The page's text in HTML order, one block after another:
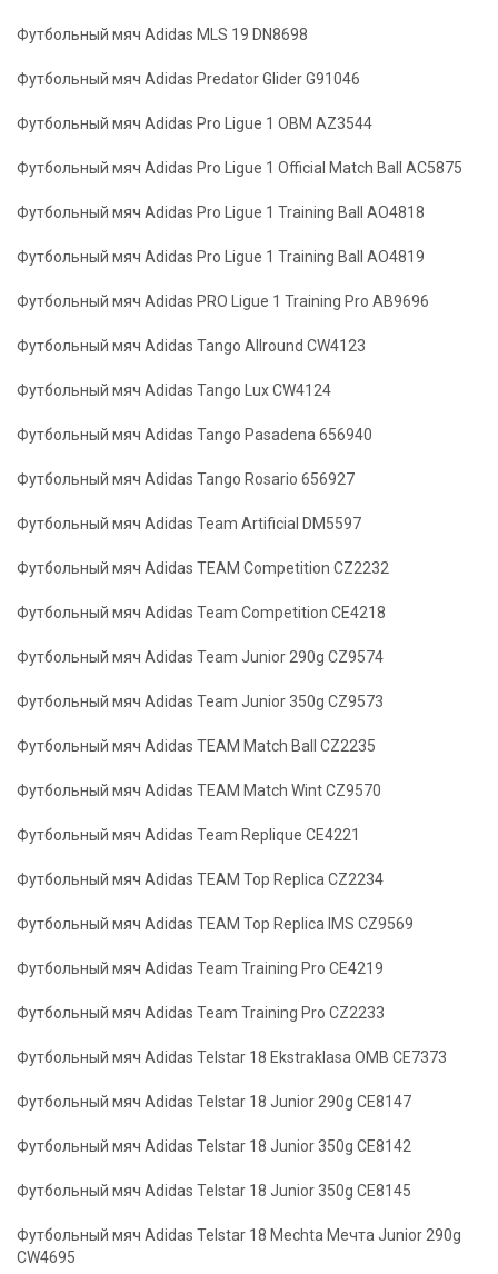
Футбольный мяч Adidas MLS 19 DN8698
Футбольный мяч Adidas Predator Glider G91046
Футбольный мяч Adidas Pro Ligue 1 OBM AZ3544
Футбольный мяч Adidas Pro Ligue 1 Official Match Ball AC5875
Футбольный мяч Adidas Pro Ligue 1 Training Ball AO4818
Футбольный мяч Adidas Pro Ligue 1 Training Ball AO4819
Футбольный мяч Adidas PRO Ligue 1 Training Pro AB9696
Футбольный мяч Adidas Tango Allround CW4123
Футбольный мяч Adidas Tango Lux CW4124
Футбольный мяч Adidas Tango Pasadena 656940
Футбольный мяч Adidas Tango Rosario 656927
Футбольный мяч Adidas Team Artificial DM5597
Футбольный мяч Adidas TEAM Competition CZ2232
Футбольный мяч Adidas Team Competition CE4218
Футбольный мяч Adidas Team Junior 290g CZ9574
Футбольный мяч Adidas Team Junior 350g CZ9573
Футбольный мяч Adidas TEAM Match Ball CZ2235
Футбольный мяч Adidas TEAM Match Wint CZ9570
Футбольный мяч Adidas Team Replique CE4221
Футбольный мяч Adidas TEAM Top Replica CZ2234
Футбольный мяч Adidas TEAM Top Replica IMS CZ9569
Футбольный мяч Adidas Team Training Pro CE4219
Футбольный мяч Adidas Team Training Pro CZ2233
Футбольный мяч Adidas Telstar 18 Ekstraklasa OMB CE7373
Футбольный мяч Adidas Telstar 18 Junior 290g CE8147
Футбольный мяч Adidas Telstar 18 Junior 350g CE8142
Футбольный мяч Adidas Telstar 18 Junior 350g CE8145
Футбольный мяч Adidas Telstar 18 Mechta Мечта Junior 290g
CW4695